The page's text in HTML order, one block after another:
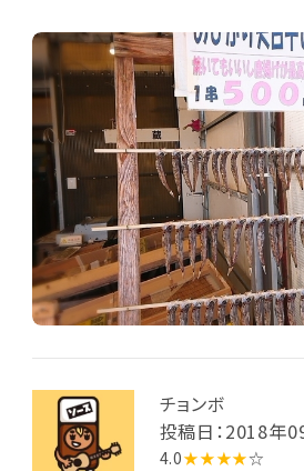
チョンボ
投稿日：2018年
4.0★★★★☆